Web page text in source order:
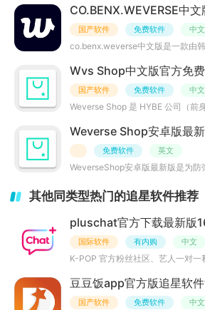
国产软件 免费软件 中文
国产软件 免费软件 中文
免费软件 英文
其他同类型热门的追星软件推荐
国际软件 有内购 中文
国产软件 免费软件 中文